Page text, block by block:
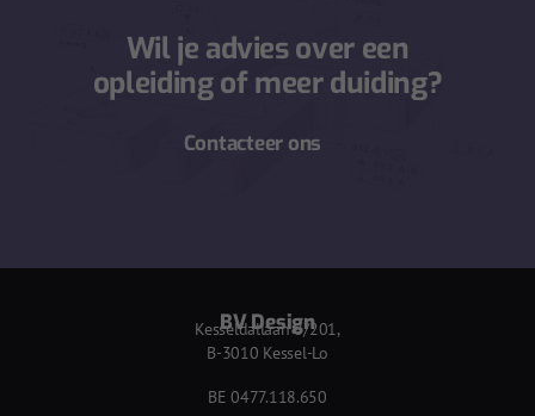
Wil je advies over een
opleiding of meer duiding?
Contacteer ons
BV Design
Kesseldallaan 8/201,
B-3010 Kessel-Lo
BE 0477.118.650